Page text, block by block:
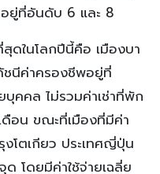
ยู่ที่อันดับ 6 และ 8
ดในโลกปีนี้คือ เมืองบา
ชนีค่าครองชีพอยู่ที่
บุคคล ไม่รวมค่าเช่าที่พัก
อน ขณะที่เมืองที่มีค่า
โตเกียว ประเทศญี่ปุ่น
โดยมีค่าใช้จ่ายเฉลี่ย